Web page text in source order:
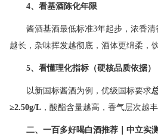
4、看基酒陈化年限
酱酒基酒最低标准3年起步，浓香
越长，杂味挥发越彻底，酒体更绵柔，
5、看懂理化指标（硬核品质依据）
以新国标酱酒为例，优级国标要求
≥2.50g/L ，酸酯含量越高，香气层次越
二、一百多好喝白酒推荐｜中立实